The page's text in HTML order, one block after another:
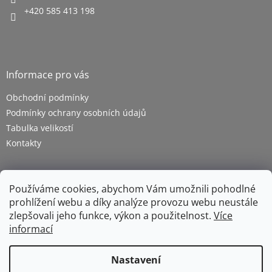
Používáme cookies, abychom Vám umožnili pohodlné
prohlížení webu a díky analýze provozu webu neustále
zlepšovali jeho funkce, výkon a použitelnost. Více
informací
Nastavení
+420 585 413 198
Informace pro vás
Obchodní podmínky
Podmínky ochrany osobních údajů
Tabulka velikostí
Kontakty